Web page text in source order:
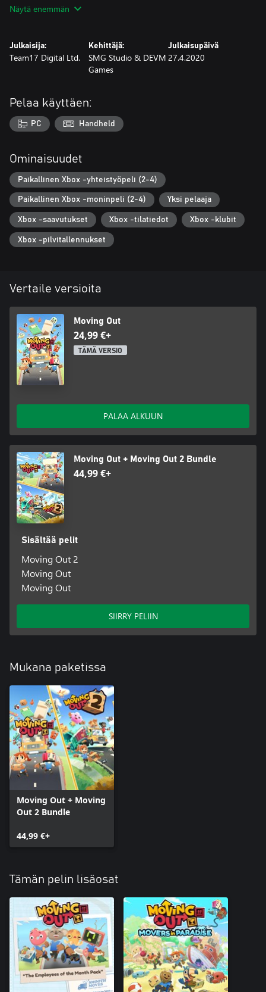
sohvan kantamiseen pelissä yhteisvoimin. Testaa omat JA
Fysiikkaa!
Ovatko ovet ja ikkunat huonekalujen tiellä? Hoida ne tieltäsi
fysiikan lakien voimalla! Nosta, heitä ja paukuta tiesi
Toimintaa!
Opettele alan salat koko ajan vaarallisemmiksi ja fantastisimmiksi
muuttuvilla muuttokeikoilla. Vuode ei koskaan siirry pisteestä A
nurkkaan ja ryhdy luovaksi!
Seikkailuja!
Jokainen muuttofirma alkaa pienestä, mutta maineesi kasvaessa
saat yhä kiinnostavampia keikkoja. Pääset etenemään uneliaista
lähiöistä kiireisille maatiloille, kummitustaloihin,
virtuaalitodellisuuteen ja jopa tuonpuoleiseen!
Hahmoja!
Oletko aloittelija alalla? Ei huolta! Voit säätää pelin vaikeusasteen
itsellesi sopivaksi.
Älä aikaile! Kerää kaverisi kokoon ja ala muuttojen mestariksi
Moving Outissa!
Näytä enemmän
Julkaisija:
Team17 Digital Ltd.
Kehittäjä:
SMG Studio & DEVM
Games
Julkaisupäivä
27.4.2020
Pelaa käyttäen:
PC Handheld
Ominaisuudet
Paikallinen Xbox -yhteistyöpeli (2-4)
Paikallinen Xbox -moninpeli (2-4) Yksi pelaaja
Xbox -saavutukset Xbox -tilatiedot Xbox -klubit
Xbox -pilvitallennukset
Vertaile versioita
Moving Out
24,99 €+
TÄMÄ VERSIO
PALAA ALKUUN
Moving Out + Moving Out 2 Bundle
44,99 €+
Sisältää pelit
Moving Out 2
Moving Out
Moving Out
SIIRRY PELIIN
Mukana paketissa
Moving Out + Moving
Out 2 Bundle
44,99 €+
Tämän pelin lisäosat